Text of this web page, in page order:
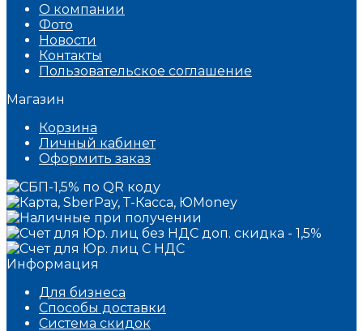
О компании
Фото
Новости
Контакты
Пользовательское соглашение
Магазин
Корзина
Личный кабинет
Оформить заказ
Информация
Для бизнеса
Способы доставки
Система скидок